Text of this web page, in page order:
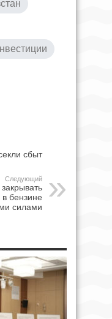
сбыт
Следующий
в бензине
силами